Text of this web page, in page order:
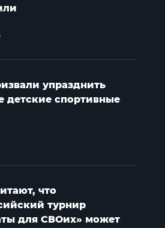
упразднить
детские спортивные
что
турнир
для СВОих» может